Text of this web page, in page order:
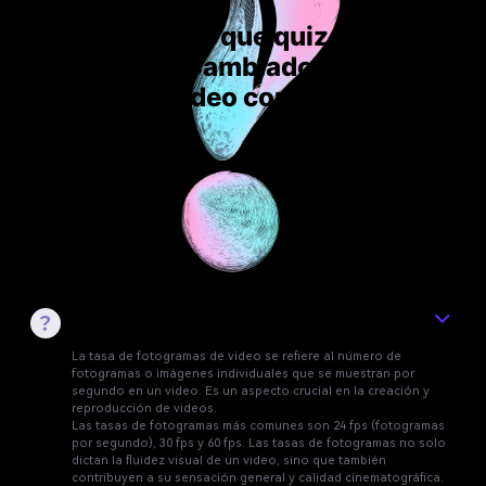
Algunas cosas que quizás quieras
Cambiador de FPS de
Video con IA
La tasa de fotogramas de video se refiere al número de
fotogramas o imágenes individuales que se muestran por
segundo en un video. Es un aspecto crucial en la creación y
reproducción de videos.
Las tasas de fotogramas más comunes son 24 fps (fotogramas
por segundo), 30 fps y 60 fps. Las tasas de fotogramas no solo
dictan la fluidez visual de un video, sino que también
contribuyen a su sensación general y calidad cinematográfica.